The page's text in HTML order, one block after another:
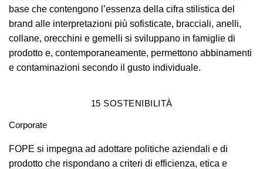
base che contengono l’essenza della cifra stilistica del
brand alle interpretazioni più sofisticate, bracciali, anelli,
collane, orecchini e gemelli si sviluppano in famiglie di
prodotto e, contemporaneamente, permettono abbinamenti
e contaminazioni secondo il gusto individuale.
15 SOSTENIBILITÀ
Corporate
FOPE si impegna ad adottare politiche aziendali e di
prodotto che rispondano a criteri di efficienza, etica e